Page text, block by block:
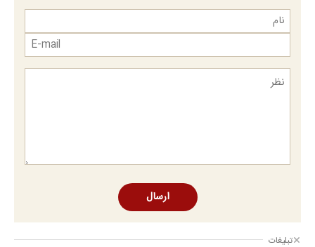
ارسال
تبلیغات